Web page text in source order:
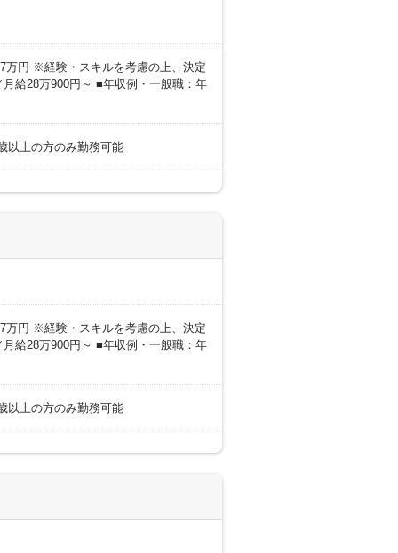
万円 ※経験・スキルを考慮の上、決定
給28万900円～ ■年収例・一般職：年
以上の方のみ勤務可能
万円 ※経験・スキルを考慮の上、決定
給28万900円～ ■年収例・一般職：年
以上の方のみ勤務可能